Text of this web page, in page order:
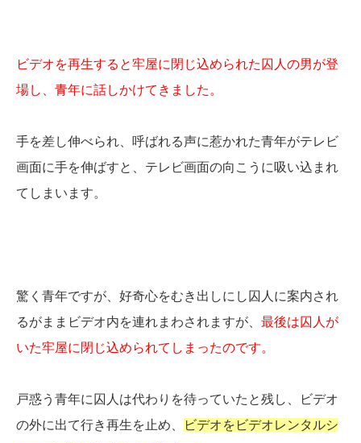
ビデオを再生すると牢屋に閉じ込められた囚人の男が登
場し、青年に話しかけてきました。
手を差し伸べられ、呼ばれる声に惹かれた青年がテレビ
画面に手を伸ばすと、テレビ画面の向こうに吸い込まれ
てしまいます。
驚く青年ですが、好奇心をむき出しにし囚人に案内され
るがままビデオ内を連れまわされますが、 最後は囚人が
いた牢屋に閉じ込められてしまったのです。
戸惑う青年に囚人は代わりを待っていたと残し、ビデオ
の外に出て行き再生を止め、
ビデオをビデオレンタルシ